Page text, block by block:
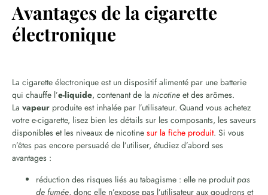
Avantages de la cigarette
électronique
La cigarette électronique est un dispositif alimenté par une batterie
qui chauffe l’e-liquide, contenant de la nicotine et des arômes.
La vapeur produite est inhalée par l’utilisateur. Quand vous achetez
votre e-cigarette, lisez bien les détails sur les composants, les saveurs
disponibles et les niveaux de nicotine sur la fiche produit. Si vous
n’êtes pas encore persuadé de l’utiliser, étudiez d’abord ses
avantages :
réduction des risques liés au tabagisme : elle ne produitpas
de fumée, donc elle n’expose pas l’utilisateur aux goudrons et